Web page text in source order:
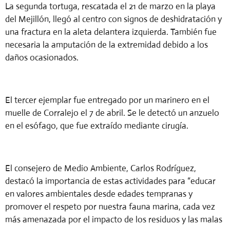
La segunda tortuga, rescatada el 21 de marzo en la playa
del Mejillón, llegó al centro con signos de deshidratación y
una fractura en la aleta delantera izquierda. También fue
necesaria la amputación de la extremidad debido a los
daños ocasionados.
El tercer ejemplar fue entregado por un marinero en el
muelle de Corralejo el 7 de abril. Se le detectó un anzuelo
en el esófago, que fue extraído mediante cirugía.
El consejero de Medio Ambiente, Carlos Rodríguez,
destacó la importancia de estas actividades para “educar
en valores ambientales desde edades tempranas y
promover el respeto por nuestra fauna marina, cada vez
más amenazada por el impacto de los residuos y las malas